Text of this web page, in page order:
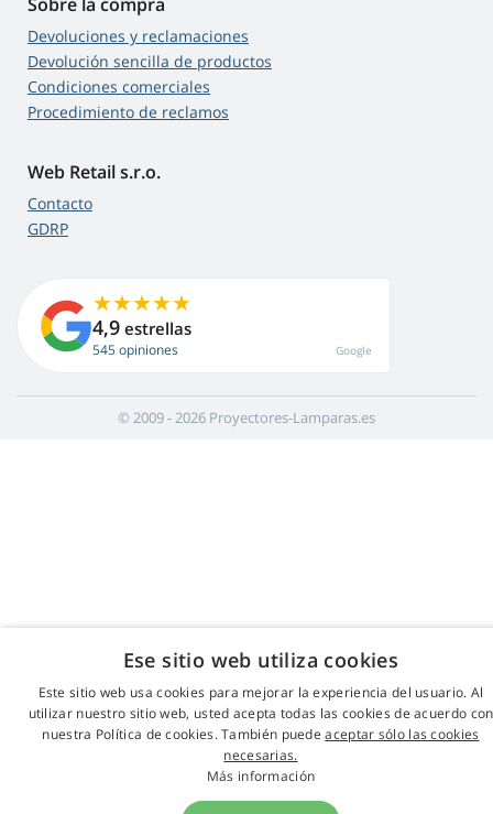
Devoluciones y reclamaciones
Devolución sencilla de productos
Condiciones comerciales
Procedimiento de reclamos
Web Retail s.r.o.
Contacto
GDRP
4,9 estrellas
545 opiniones Google
© 2009 - 2026 Proyectores-Lamparas.es
Ese sitio web utiliza cookies
Este sitio web usa cookies para mejorar la experiencia del usuario. Al
utilizar nuestro sitio web, usted acepta todas las cookies de acuerdo con
nuestra Política de cookies. También puedeaceptar sólo las cookies
necesarias.
Más información